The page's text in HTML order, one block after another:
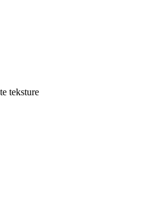
teksture